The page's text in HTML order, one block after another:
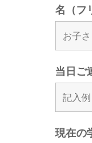
名（フ
当日ご
現在の